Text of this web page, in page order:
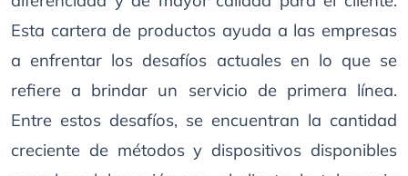
Esta cartera de productos ayuda a las empresas
a enfrentar los desafíos actuales en lo que se
refiere a brindar un servicio de primera línea.
Entre estos desafíos, se encuentran la cantidad
creciente de métodos y dispositivos disponibles